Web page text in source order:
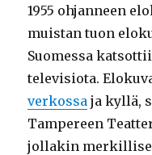
1955 ohjanneen
muistan tuon
Suomessa
televisiota.
verkossa ja kyllä,
Tampereen
jollakin